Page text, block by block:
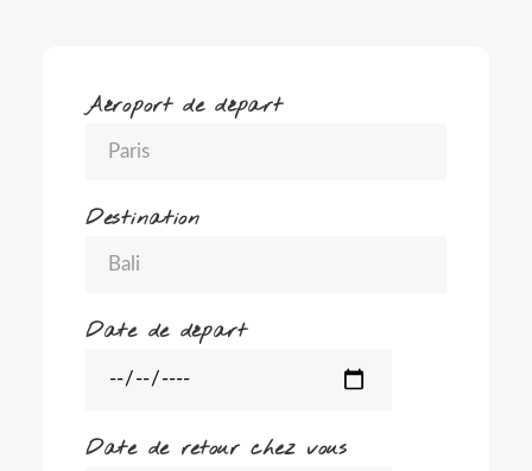
Aéroport de départ
Destination
Date de départ
Date de retour chez vous